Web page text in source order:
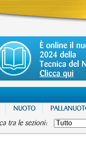
È online il
2024 della
Tecnica del
Clicca qui
NUOTO
tra le sezioni: